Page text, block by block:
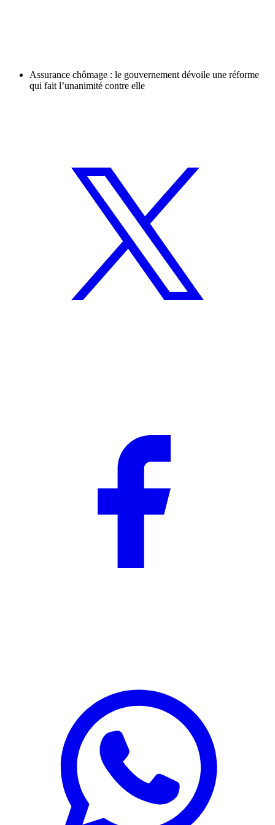
Assurance chômage : le gouvernement dévoile une réforme
qui fait l’unanimité contre elle